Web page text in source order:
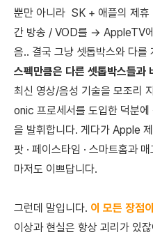
뿐만 아니라 SK + 애플의 제
간 방송 / VOD를 → AppleTV
음.. 결국 그냥 셋톱박스와 다
스펙만큼은 다른 셋톱박스들과
최신 영상/음성 기술을 모조리
onic 프로세서를 도입한 덕분에
을 발휘합니다. 게다가 Apple
팟 · 페이스타임 · 스마트홈과
마저도 이쁘답니다.
그런데 말입니다. 이 모든 장점
이상과 현실은 항상 괴리가 있